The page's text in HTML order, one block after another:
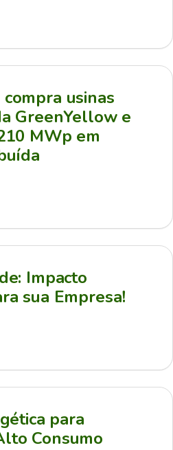
usinas
GreenYellow e
MWp em
Impacto
sua Empresa!
para
Consumo